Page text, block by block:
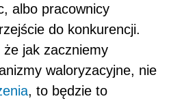
albo pracownicy
do konkurencji.
że jak zaczniemy
waloryzacyjne, nie
, to będzie to